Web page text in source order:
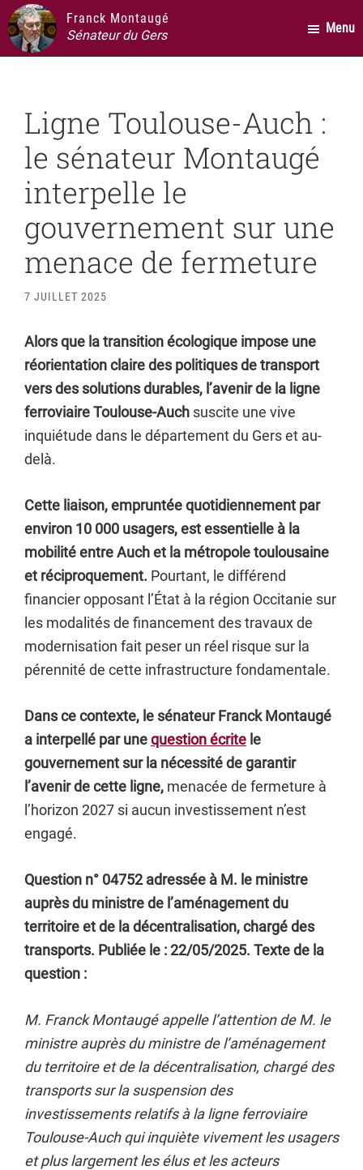
Passer
au
contenu
Passer
la
principale
Passer
au
pied
Franck Montaugé
Sénateur du Gers
Menu
Ligne Toulouse-Auch :
le sénateur Montaugé
interpelle le
gouvernement sur une
menace de fermeture
7 JUILLET 2025
Alors que la transition écologique impose une
réorientation claire des politiques de transport
vers des solutions durables, l’avenir de la ligne
ferroviaire Toulouse-Auch suscite une vive
inquiétude dans le département du Gers et au-
delà.
Cette liaison, empruntée quotidiennement par
environ 10 000 usagers, est essentielle à la
mobilité entre Auch et la métropole toulousaine
et réciproquement. Pourtant, le différend
financier opposant l’État à la région Occitanie sur
les modalités de financement des travaux de
modernisation fait peser un réel risque sur la
pérennité de cette infrastructure fondamentale.
Dans ce contexte, le sénateur Franck Montaugé
a interpellé par unequestion écrite le
gouvernement sur la nécessité de garantir
l’avenir de cette ligne, menacée de fermeture à
l’horizon 2027 si aucun investissement n’est
engagé.
Question n° 04752 adressée à M. le ministre
auprès du ministre de l’aménagement du
territoire et de la décentralisation, chargé des
transports. Publiée le : 22/05/2025. Texte de la
question :
M. Franck Montaugé appelle l’attention de M. le
ministre auprès du ministre de l’aménagement
du territoire et de la décentralisation, chargé des
transports sur la suspension des
investissements relatifs à la ligne ferroviaire
Toulouse-Auch qui inquiète vivement les usagers
et plus largement les élus et les acteurs